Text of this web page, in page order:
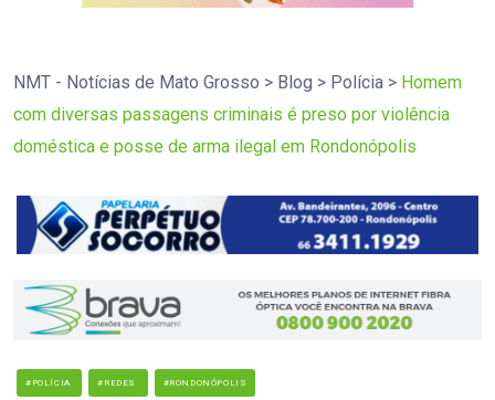
NMT - Notícias de Mato Grosso > Blog > Polícia > Homem
com diversas passagens criminais é preso por violência
doméstica e posse de arma ilegal em Rondonópolis
#POLÍCIA #REDES #RONDONÓPOLIS